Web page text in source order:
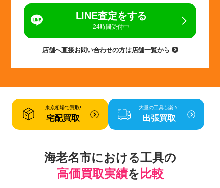
LINE査定をする
24時間受付中
店舗へ直接お問い合わせの方は店舗一覧から
東京相場で買取!
宅配買取
大量の工具も楽々!
出張買取
海老名市における工具の
高価買取実績を 比較